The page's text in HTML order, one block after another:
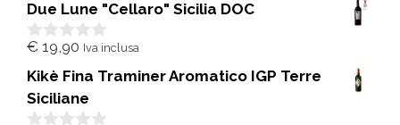
u
5
Due Lune "Cellaro" Sicilia DOC
0
u
5
€ 19,90 Iva inclusa
Kikè Fina Traminer Aromatico IGP Terre
Siciliane